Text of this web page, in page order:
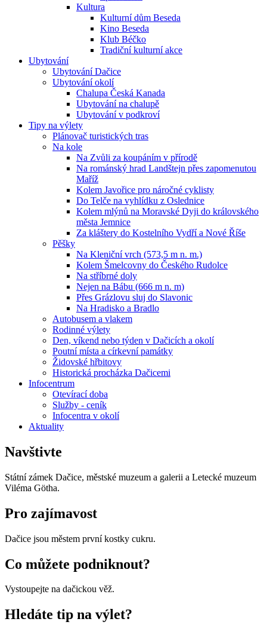
Kultura
Kulturní dům Beseda
Kino Beseda
Klub Béčko
Tradiční kulturní akce
Ubytování
Ubytování Dačice
Ubytování okolí
Chalupa Česká Kanada
Ubytování na chalupě
Ubytování v podkroví
Tipy na výlety
Plánovač turistických tras
Na kole
Na Zvůli za koupáním v přírodě
Na románský hrad Landštejn přes zapomenutou
Maříž
Kolem Javořice pro náročné cyklisty
Do Telče na vyhlídku z Oslednice
Kolem mlýnů na Moravské Dyji do královského
města Jemnice
Za kláštery do Kostelního Vydří a Nové Říše
Pěšky
Na Kleniční vrch (573,5 m n. m.)
Kolem Šmelcovny do Českého Rudolce
Na stříbrné doly
Nejen na Bábu (666 m n. m)
Přes Grázlovu sluj do Slavonic
Na Hradisko a Bradlo
Autobusem a vlakem
Rodinné výlety
Den, víkend nebo týden v Dačicích a okolí
Poutní místa a církevní památky
Židovské hřbitovy
Historická procházka Dačicemi
Infocentrum
Otevírací doba
Služby - ceník
Infocentra v okolí
Aktuality
Navštivte
Státní zámek Dačice, městské muzeum a galerii a Letecké muzeum
Viléma Götha.
Pro zajímavost
Dačice jsou městem první kostky cukru.
Co můžete podniknout?
Vystoupejte na dačickou věž.
Hledáte tip na výlet?